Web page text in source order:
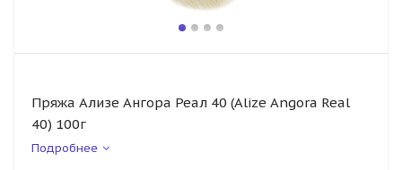
Пряжа Ализе Ангора Реал 40 (Alize Angora Real
40) 100г
Подробнее